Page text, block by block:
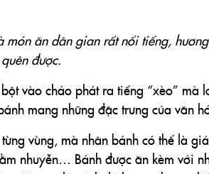
món ăn dân gian rất nổi tiếng,
được.
vào chảo phát ra tiếng “xèo”
mang những đặc trưng của văn
từng vùng, mà nhân bánh có thể là
nhuyễn… Bánh được ăn kèm với